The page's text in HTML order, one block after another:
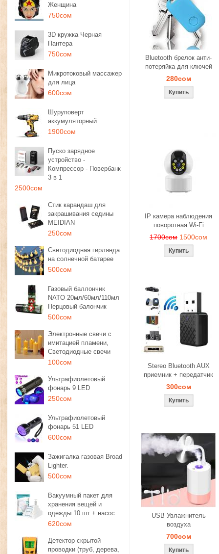
Женщина
750сом
3D кружка Черная
Пантера
750сом
Микротоковый массажер
для лица
600сом
Шуруповерт
аккумуляторный
1900сом
Пуско зарядное
устройство -
Компрессор - Повербанк
3 в 1
2500сом
Стик карандаш для
закрашивания седины
MEIDIAN
250сом
Светодиодная гирлянда
на солнечной батарее
500сом
Газовый баллончик
NATO 20мл/60мл/110мл
Перцовый балончик
500сом
Электронные свечи с
имитацией пламени,
Светодиодные свечи
100сом
Ультрафиолетовый
фонарь 9 LED
250сом
Ультрафиолетовый
фонарь 51 LED
600сом
Зажигалка газовая Broad
Lighter.
500сом
Вакуумный пакет для
хранения вещей и
одежды 10 шт + насос
620сом
Детектор скрытой
проводки (труб, дерева,
Bluetooth брелок анти-
потеряйка для ключей
280сом
IP камера наблюдения
поворотная Wi-Fi
1700сом 1500сом
Stereo Bluetooth AUX
приемник + передатчик
300сом
USB Увлажнитель
воздуха
700сом